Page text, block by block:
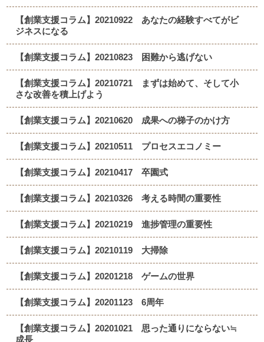
【創業支援コラム】20210922 あなたの経験すべてがビ
ジネスになる
【創業支援コラム】20210823 困難から逃げない
【創業支援コラム】20210721 まずは始めて、そして小
さな改善を積上げよう
【創業支援コラム】20210620 成果への梯子のかけ方
【創業支援コラム】20210511 プロセスエコノミー
【創業支援コラム】20210417 卒園式
【創業支援コラム】20210326 考える時間の重要性
【創業支援コラム】20210219 進捗管理の重要性
【創業支援コラム】20210119 大掃除
【創業支援コラム】20201218 ゲームの世界
【創業支援コラム】20201123 6周年
【創業支援コラム】20201021 思った通りにならない≒
成長